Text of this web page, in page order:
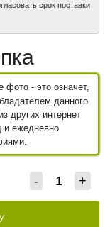
срок поставки
фото - это означет,
данного
других интернет
и ежедневно
- +